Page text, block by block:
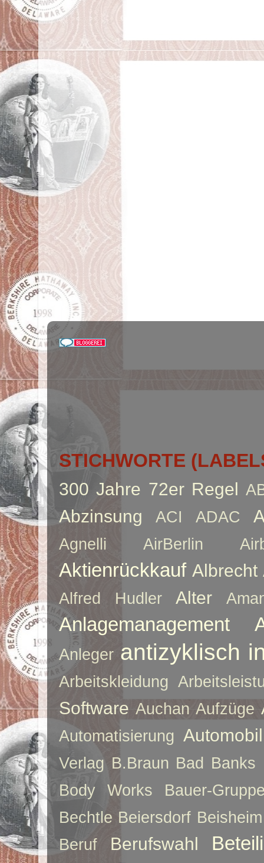
STICHWORTE
300 Jahre 72er Regel
Abzinsung ACI ADAC
Agnelli AirBerlin
Aktienrückkauf Albrecht
Alfred Hudler Alter
Anlagemanagement
Anleger antizyklisch
Arbeitskleidung
Software Auchan Aufzüge
Automatisierung
Verlag B.Braun Bad Banks
Body Works
Bauer-
Bechtle Beiersdorf Beisheim
Beruf
Berufswahl